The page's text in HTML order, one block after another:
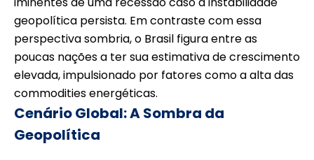
geopolítica persista. Em contraste com essa
perspectiva sombria, o Brasil figura entre as
poucas nações a ter sua estimativa de crescimento
elevada, impulsionado por fatores como a alta das
commodities energéticas.
Cenário Global: A Sombra da
Geopolítica